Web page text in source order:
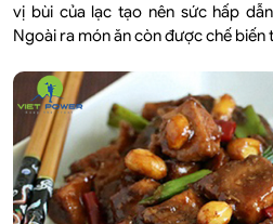
vị bùi của lạc tạo nên sức hấp
Ngoài ra món ăn còn được chế biến